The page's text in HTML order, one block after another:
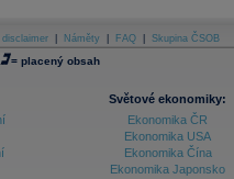
disclaimer Náměty FAQ Skupina ČSOB
= placený obsah
Světové ekonomiky:
Ekonomika ČR
Ekonomika USA
Ekonomika Čína
Ekonomika Japonsko